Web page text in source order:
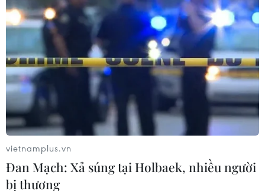
Gần 20.000 học sinh học lịch sử tại Hoàng
thành Thăng Long và Cổ Loa
28/08/2019 09:52
Với những nỗ lực của Trung tâm Bảo tồn di sản Thăng
Long-Hà Nội, chương trình đã góp phần đưa di sản tiếp
cận thế hệ trẻ, giúp học sinh thêm hiểu, yêu di sản, trân
trọng các giá trị văn hóa dân tộc.
vietnamplus.vn
Đan Mạch: Xả súng tại Holbaek, nhiều người
bị thương